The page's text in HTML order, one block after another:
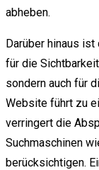
abheben.
Darüber hinaus
für die
sondern auch für
Website führt zu
verringert die
Suchmaschinen
berücksichtigen.